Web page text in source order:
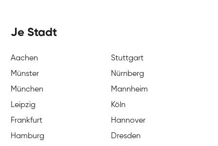
Je Stadt
Aachen
Stuttgart
Münster
Nürnberg
München
Mannheim
Leipzig
Köln
Frankfurt
Hannover
Hamburg
Dresden